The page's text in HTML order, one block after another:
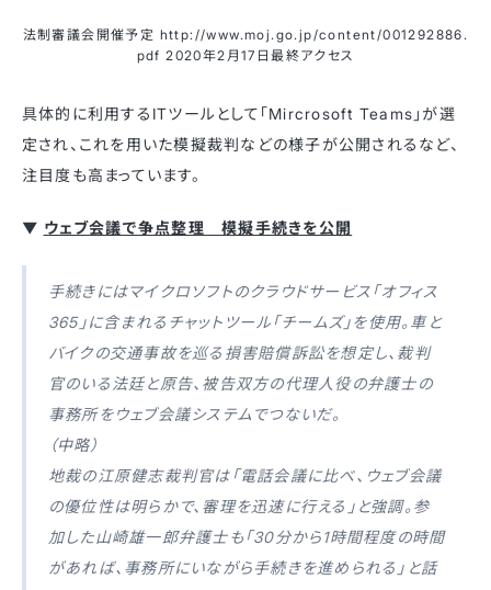
法制審議会開催予定 http://www.moj.go.jp/content/001292886.
pdf 2020年2月17日最終アクセス
具体的に利用するITツールとして「Mircrosoft Teams」が選
定され、これを用いた模擬裁判などの様子が公開されるなど、
注目度も高まっています。
▼ ウェブ会議で争点整理 模擬手続きを公開
手続きにはマイクロソフトのクラウドサービス「オフィス
365」に含まれるチャットツール「チームズ」を使用。車と
バイクの交通事故を巡る損害賠償訴訟を想定し、裁判
官のいる法廷と原告、被告双方の代理人役の弁護士の
事務所をウェブ会議システムでつないだ。
（中略）
地裁の江原健志裁判官は「電話会議に比べ、ウェブ会議
の優位性は明らかで、審理を迅速に行える」と強調。参
加した山崎雄一郎弁護士も「30分から1時間程度の時間
があれば、事務所にいながら手続きを進められる」と話